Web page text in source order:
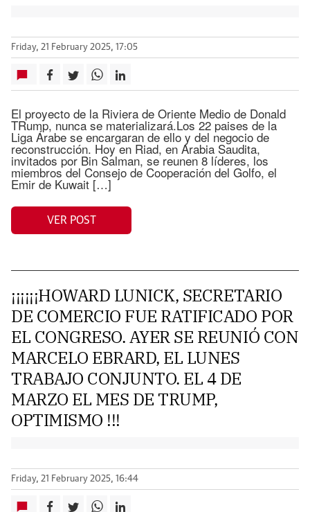
Friday, 21 February 2025, 17:05
El proyecto de la Riviera de Oriente Medio de Donald
TRump, nunca se materializará.Los 22 paises de la
Liga Árabe se encargaran de ello y del negocio de
reconstrucción. Hoy en Riad, en Arabia Saudita,
invitados por Bin Salman, se reunen 8 líderes, los
miembros del Consejo de Cooperación del Golfo, el
Emir de Kuwait […]
VER POST
¡¡¡¡¡¡HOWARD LUNICK, SECRETARIO
DE COMERCIO FUE RATIFICADO POR
EL CONGRESO. AYER SE REUNIÓ CON
MARCELO EBRARD, EL LUNES
TRABAJO CONJUNTO. EL 4 DE
MARZO EL MES DE TRUMP,
OPTIMISMO !!!
Friday, 21 February 2025, 16:44